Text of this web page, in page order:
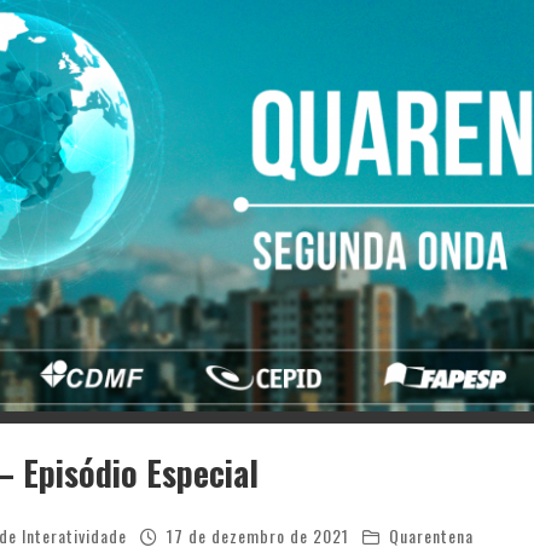
Episódio Especial
Interatividade 17 de dezembro de 2021 Quarentena